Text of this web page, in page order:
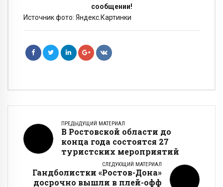
сообщении!
Источник фото: Яндекс.Картинки
ПРЕДЫДУЩИЙ МАТЕРИАЛ
В Ростовской области до
конца года состоятся 27
туристских мероприятий
СЛЕДУЮЩИЙ МАТЕРИАЛ
Гандболистки «Ростов-Дона»
досрочно вышли в плей-офф